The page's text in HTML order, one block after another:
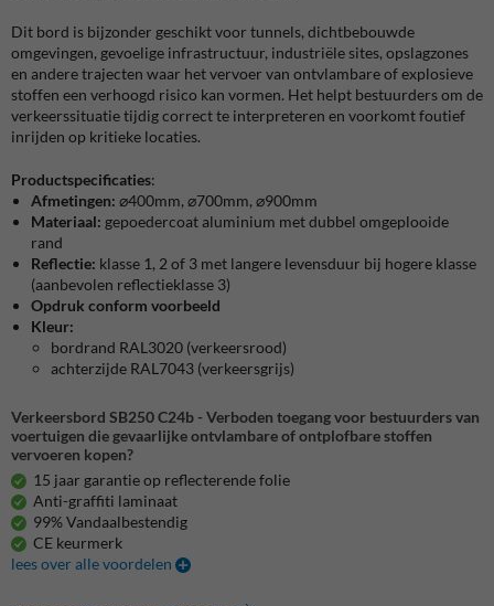
Dit bord is bijzonder geschikt voor tunnels, dichtbebouwde
omgevingen, gevoelige infrastructuur, industriële sites, opslagzones
en andere trajecten waar het vervoer van ontvlambare of explosieve
stoffen een verhoogd risico kan vormen. Het helpt bestuurders om de
verkeerssituatie tijdig correct te interpreteren en voorkomt foutief
inrijden op kritieke locaties.
Productspecificaties:
Afmetingen: ⌀400mm, ⌀700mm, ⌀900mm
Materiaal: gepoedercoat aluminium met dubbel omgeplooide
rand
Reflectie: klasse 1, 2 of 3 met langere levensduur bij hogere klasse
(aanbevolen reflectieklasse 3)
Opdruk conform voorbeeld
Kleur:
bordrand RAL3020 (verkeersrood)
achterzijde RAL7043 (verkeersgrijs)
Verkeersbord SB250 C24b - Verboden toegang voor bestuurders van
voertuigen die gevaarlijke ontvlambare of ontplofbare stoffen
vervoeren kopen?
15 jaar garantie op reflecterende folie
Anti-graffiti laminaat
99% Vandaalbestendig
CE keurmerk
lees over alle voordelen